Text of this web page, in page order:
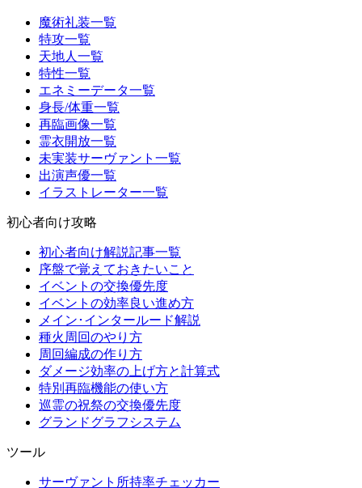
魔術礼装一覧
特攻一覧
天地人一覧
特性一覧
エネミーデータ一覧
身長/体重一覧
再臨画像一覧
霊衣開放一覧
未実装サーヴァント一覧
出演声優一覧
イラストレーター一覧
初心者向け攻略
初心者向け解説記事一覧
序盤で覚えておきたいこと
イベントの交換優先度
イベントの効率良い進め方
メイン･インタールード解説
種火周回のやり方
周回編成の作り方
ダメージ効率の上げ方と計算式
特別再臨機能の使い方
巡霊の祝祭の交換優先度
グランドグラフシステム
ツール
サーヴァント所持率チェッカー